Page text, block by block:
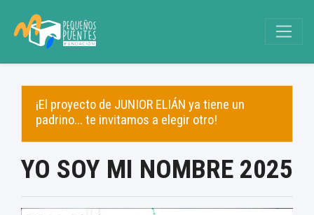
¡El proyecto de JUNIOR ELIÁN ya tiene un
padrino... te invitamos a elegir otro!
YO SOY MI NOMBRE 2025